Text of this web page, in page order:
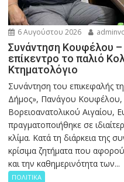
6 Αυγούστου 2026
Συνάντηση Κουφέλου
επίκεντρο το παλιό
Κτηματολόγιο
Συνάντηση του επικεφαλής
Δήμος», Πανάγου
Βορειοανατολικού Αιγαίου,
πραγματοποιήθηκε σε
κλίμα. Κατά τη διάρκεια της
κρίσιμα ζητήματα που
και την καθημερινότητα των...
ΠΟΛΙΤΙΚΑ